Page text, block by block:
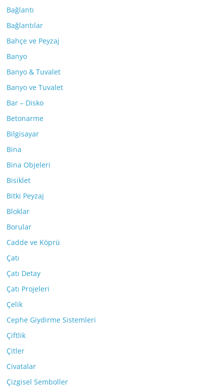
Bağlantı
Bağlantılar
Bahçe ve Peyzaj
Banyo
Banyo & Tuvalet
Banyo ve Tuvalet
Bar – Disko
Betonarme
Bilgisayar
Bina
Bina Objeleri
Bisiklet
Bitki Peyzaj
Bloklar
Borular
Cadde ve Köprü
Çatı
Çatı Detay
Çatı Projeleri
Çelik
Cephe Giydirme Sistemleri
Çiftlik
Çitler
Civatalar
Çizgisel Semboller